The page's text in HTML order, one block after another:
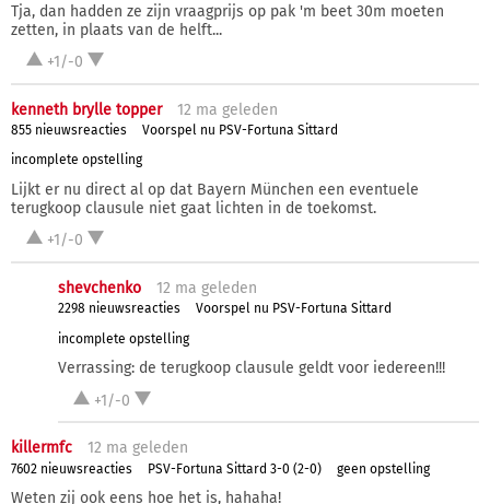
Tja, dan hadden ze zijn vraagprijs op pak 'm beet 30m moeten
zetten, in plaats van de helft...
+1/-0
kenneth brylle topper 12 ma geleden
855 nieuwsreacties
Voorspel nu PSV-Fortuna Sittard
incomplete opstelling
Lijkt er nu direct al op dat Bayern München een eventuele
terugkoop clausule niet gaat lichten in de toekomst.
+1/-0
shevchenko 12 ma geleden
2298 nieuwsreacties
Voorspel nu PSV-Fortuna Sittard
incomplete opstelling
Verrassing: de terugkoop clausule geldt voor iedereen!!!
+1/-0
killermfc 12 ma geleden
7602 nieuwsreacties PSV-Fortuna Sittard 3-0 (2-0) geen opstelling
Weten zij ook eens hoe het is, hahaha!